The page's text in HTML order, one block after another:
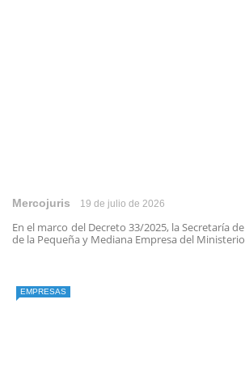
Mercojuris 19 de julio de 2026
En el marco del Decreto 33/2025, la Secretaría
de la Pequeña y Mediana Empresa del
EMPRESAS